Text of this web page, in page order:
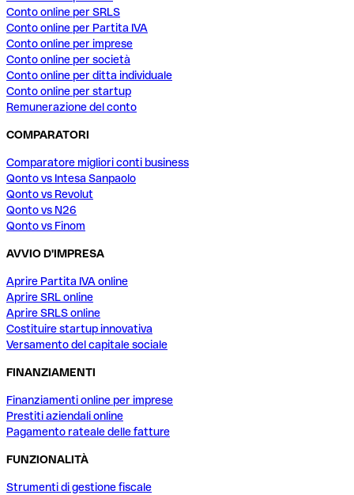
Conto online per SRLS
Conto online per Partita IVA
Conto online per imprese
Conto online per società
Conto online per ditta individuale
Conto online per startup
Remunerazione del conto
COMPARATORI
Comparatore migliori conti business
Qonto vs Intesa Sanpaolo
Qonto vs Revolut
Qonto vs N26
Qonto vs Finom
AVVIO D'IMPRESA
Aprire Partita IVA online
Aprire SRL online
Aprire SRLS online
Costituire startup innovativa
Versamento del capitale sociale
FINANZIAMENTI
Finanziamenti online per imprese
Prestiti aziendali online
Pagamento rateale delle fatture
FUNZIONALITÀ
Strumenti di gestione fiscale